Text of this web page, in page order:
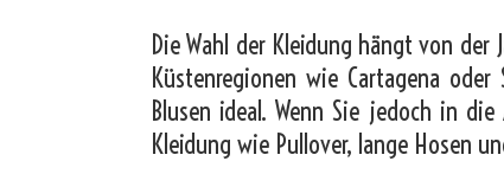
Die Wahl der Kleidung hängt von der
Küstenregionen wie Cartagena
Blusen ideal. Wenn Sie jedoch in
Kleidung wie Pullover, lange Hosen